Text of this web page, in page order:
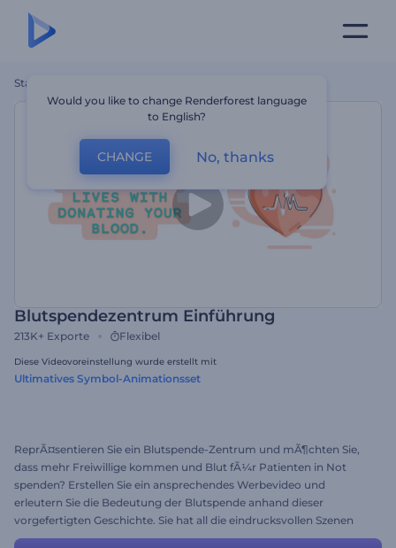
Startseite
Blutspendezentrum Einführung
213K+ Exporte Flexibel
Diese Videovoreinstellung wurde erstellt mit
Ultimatives Symbol-Animationsset
ReprÃ¤sentieren Sie ein Blutspende-Zentrum und mÃ¶chten Sie,
dass mehr Freiwillige kommen und Blut fÃ¼r Patienten in Not
spenden? Erstellen Sie ein ansprechendes Werbevideo und
erleutern Sie die Bedeutung der Blutspende anhand dieser
vorgefertigten Geschichte. Sie hat all die eindrucksvollen Szenen
und Beschreibungen, um immer mehr Menschen zu beteiligen. Es
Would you like to change Renderforest language
to English?
CHANGE No, thanks